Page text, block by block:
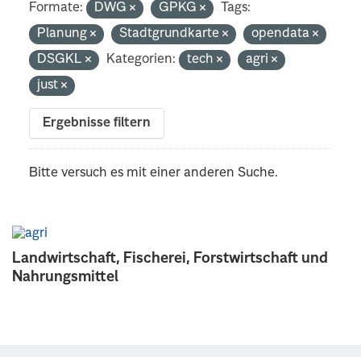
Landwirtschaft, Fischerei, Forstwirtschaft und
Nahrungsmittel
Formate: DWG GPKG
Tags:
Planung
Stadtgrundkarte
opendata
DSGKL
Kategorien: tech
agri
just
Ergebnisse filtern
Bitte versuch es mit einer anderen Suche.